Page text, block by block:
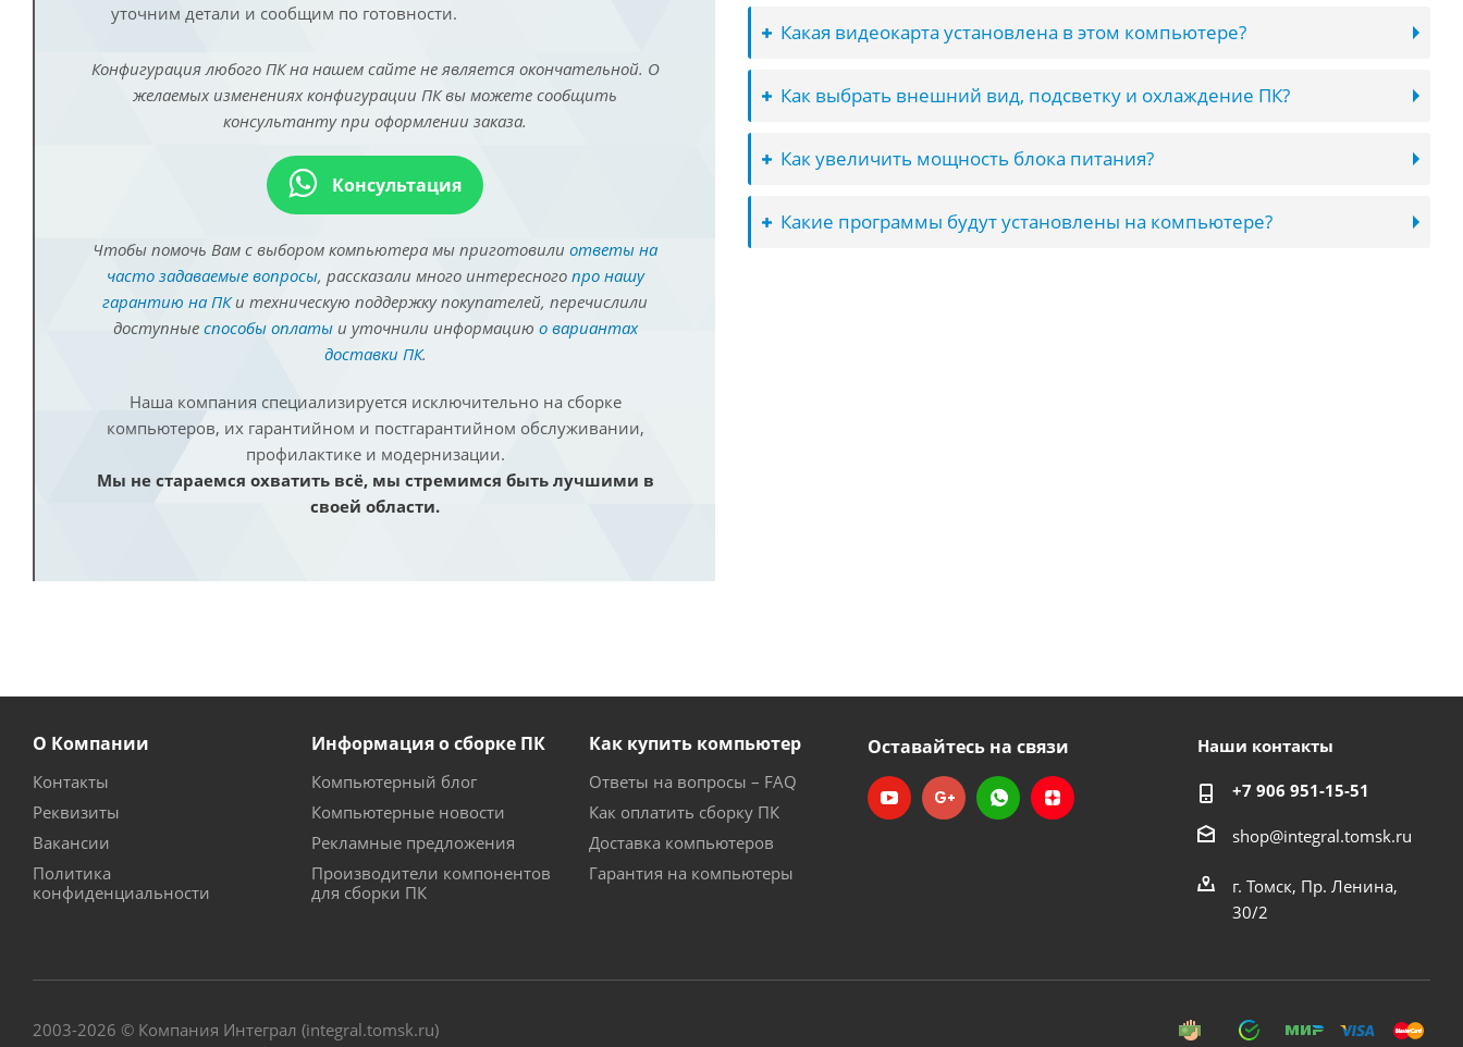
уточним детали и сообщим по готовности.
Конфигурация любого ПК на нашем сайте не является окончательной. О
желаемых изменениях конфигурации ПК вы можете сообщить
консультанту при оформлении заказа.
Консультация
Чтобы помочь Вам с выбором компьютера мы приготовили ответы на
часто задаваемые вопросы, рассказали много интересного про нашу
гарантию на ПКи техническую поддержку покупателей, перечислили
доступные способы оплатыи уточнили информацию о вариантах
доставки ПК.
Наша компания специализируется исключительно на сборке
компьютеров, их гарантийном и постгарантийном обслуживании,
профилактике и модернизации.
Мы не стараемся охватить всё, мы стремимся быть лучшими в
своей области.
Какая видеокарта установлена в этом компьютере?
Как выбрать внешний вид, подсветку и охлаждение ПК?
Как увеличить мощность блока питания?
Какие программы будут установлены на компьютере?
О Компании
Контакты
Реквизиты
Вакансии
Политика
конфиденциальности
Информация о сборке ПК
Компьютерный блог
Компьютерные новости
Рекламные предложения
Производители компонентов
для сборки ПК
Как купить компьютер
Ответы на вопросы – FAQ
Как оплатить сборку ПК
Доставка компьютеров
Гарантия на компьютеры
Оставайтесь на связи Наши контакты
+7 906 951-15-51
shop@integral.tomsk.ru
г. Томск, Пр. Ленина,
30/2
2003-2026 © Компания Интеграл (integral.tomsk.ru)